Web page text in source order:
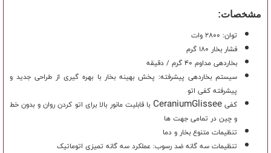
مشخصات:
توان: 2800 وات
فشار بخار 180 گرم
بخاردهی مداوم 40 گرم / دقیقه
سیستم بخاردهی پیشرفته: پخش بهینه بخار با بهره گیری از طراحی جدید و
پیشرفته کفی اتو
کفیCeraniumGlissee با قابلیت مانور بالا برای اتو کردن روان و بدون خط
و چین در تمامی جهت ها
تنظیمات متنوع بخار و دما
تنظیمات سه گانه ضد رسوب: عملکرد سه گانه تمیزی اتوماتیک